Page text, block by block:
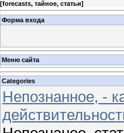
[forecasts, тайное, статьи]
Форма входа
Меню сайта
Categories
Непознанное, -